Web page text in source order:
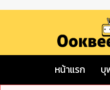
หน้าแรก บุ